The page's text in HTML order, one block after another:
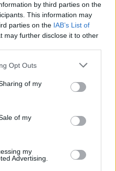
by third parties on the
This information may
parties on the IAB’s List of
may further disclose it to other
Opt Outs
of my
of my
my
Advertising.
væk til at kunne drive
som vi ønsker, har vi
Janni og William
Facebook.
der skal føre
med deres
godt på det skønne
ejere.
største